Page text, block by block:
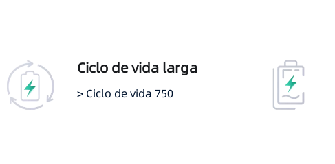
Ciclo de vida larga
> Ciclo de vida 750